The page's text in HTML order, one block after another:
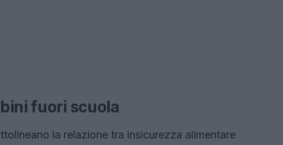
fuori scuola
la relazione tra insicurezza alimentare